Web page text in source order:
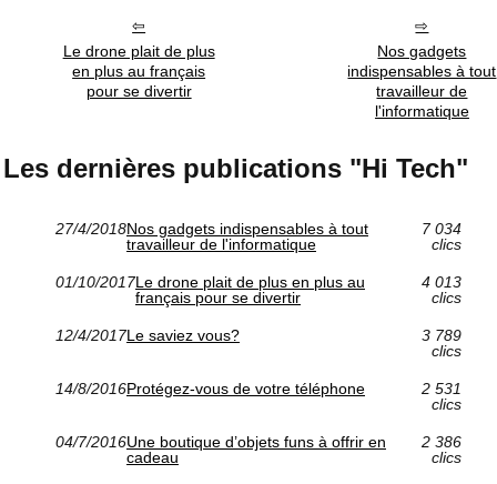
Le drone plait de plus
en plus au français
pour se divertir
Nos gadgets
indispensables à tout
travailleur de
l'informatique
Les dernières publications "Hi Tech"
27/4/2018Nos gadgets indispensables à tout
travailleur de l'informatique
7 034
clics
01/10/2017Le drone plait de plus en plus au
français pour se divertir
4 013
clics
12/4/2017Le saviez vous?
3 789
clics
14/8/2016Protégez-vous de votre téléphone
2 531
clics
04/7/2016Une boutique d’objets funs à offrir en
cadeau
2 386
clics